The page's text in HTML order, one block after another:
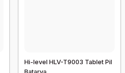
Hi-level HLV-T9003 Tablet Pil